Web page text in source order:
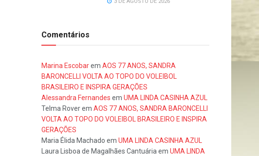
3 DE AGOSTO DE 2026
Comentários
Marina Escobarem AOS 77 ANOS, SANDRA
BARONCELLI VOLTA AO TOPO DO VOLEIBOL
BRASILEIRO E INSPIRA GERAÇÕES
Alessandra Fernandes em UMA LINDA CASINHA AZUL
Telma Roverem AOS 77 ANOS, SANDRA BARONCELLI
VOLTA AO TOPO DO VOLEIBOL BRASILEIRO E INSPIRA
GERAÇÕES
Maria Élida Machado em UMA LINDA CASINHA AZUL
Laura Lisboa de Magalhães Cantuáriaem UMA LINDA